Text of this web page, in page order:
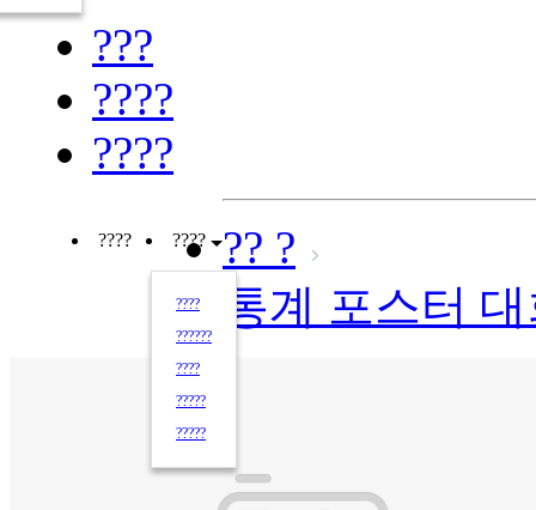
???
????
????
???? ????
????
??????
????
?????
?????
?? ?
통계 포스터